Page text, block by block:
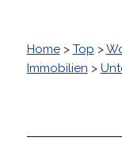
Home> Top >
Immobilien >